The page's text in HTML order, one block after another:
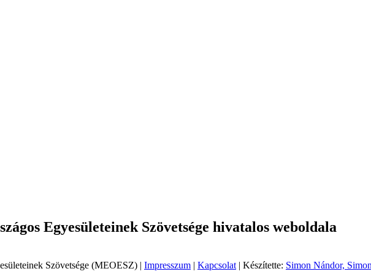
Egyesületeinek Szövetsége hivatalos weboldala
Szövetsége (MEOESZ) | Impresszum | Kapcsolat | Készítette: Simon Nándor,